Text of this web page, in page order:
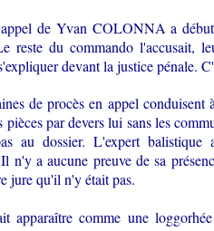
de Yvan COLONNA a
reste du commando l'accusait,
devant la justice pénale.
de procès en appel
pièces par devers lui sans les
au dossier. L'expert
a aucune preuve de sa
jure qu'il n'y était pas.
apparaître comme une